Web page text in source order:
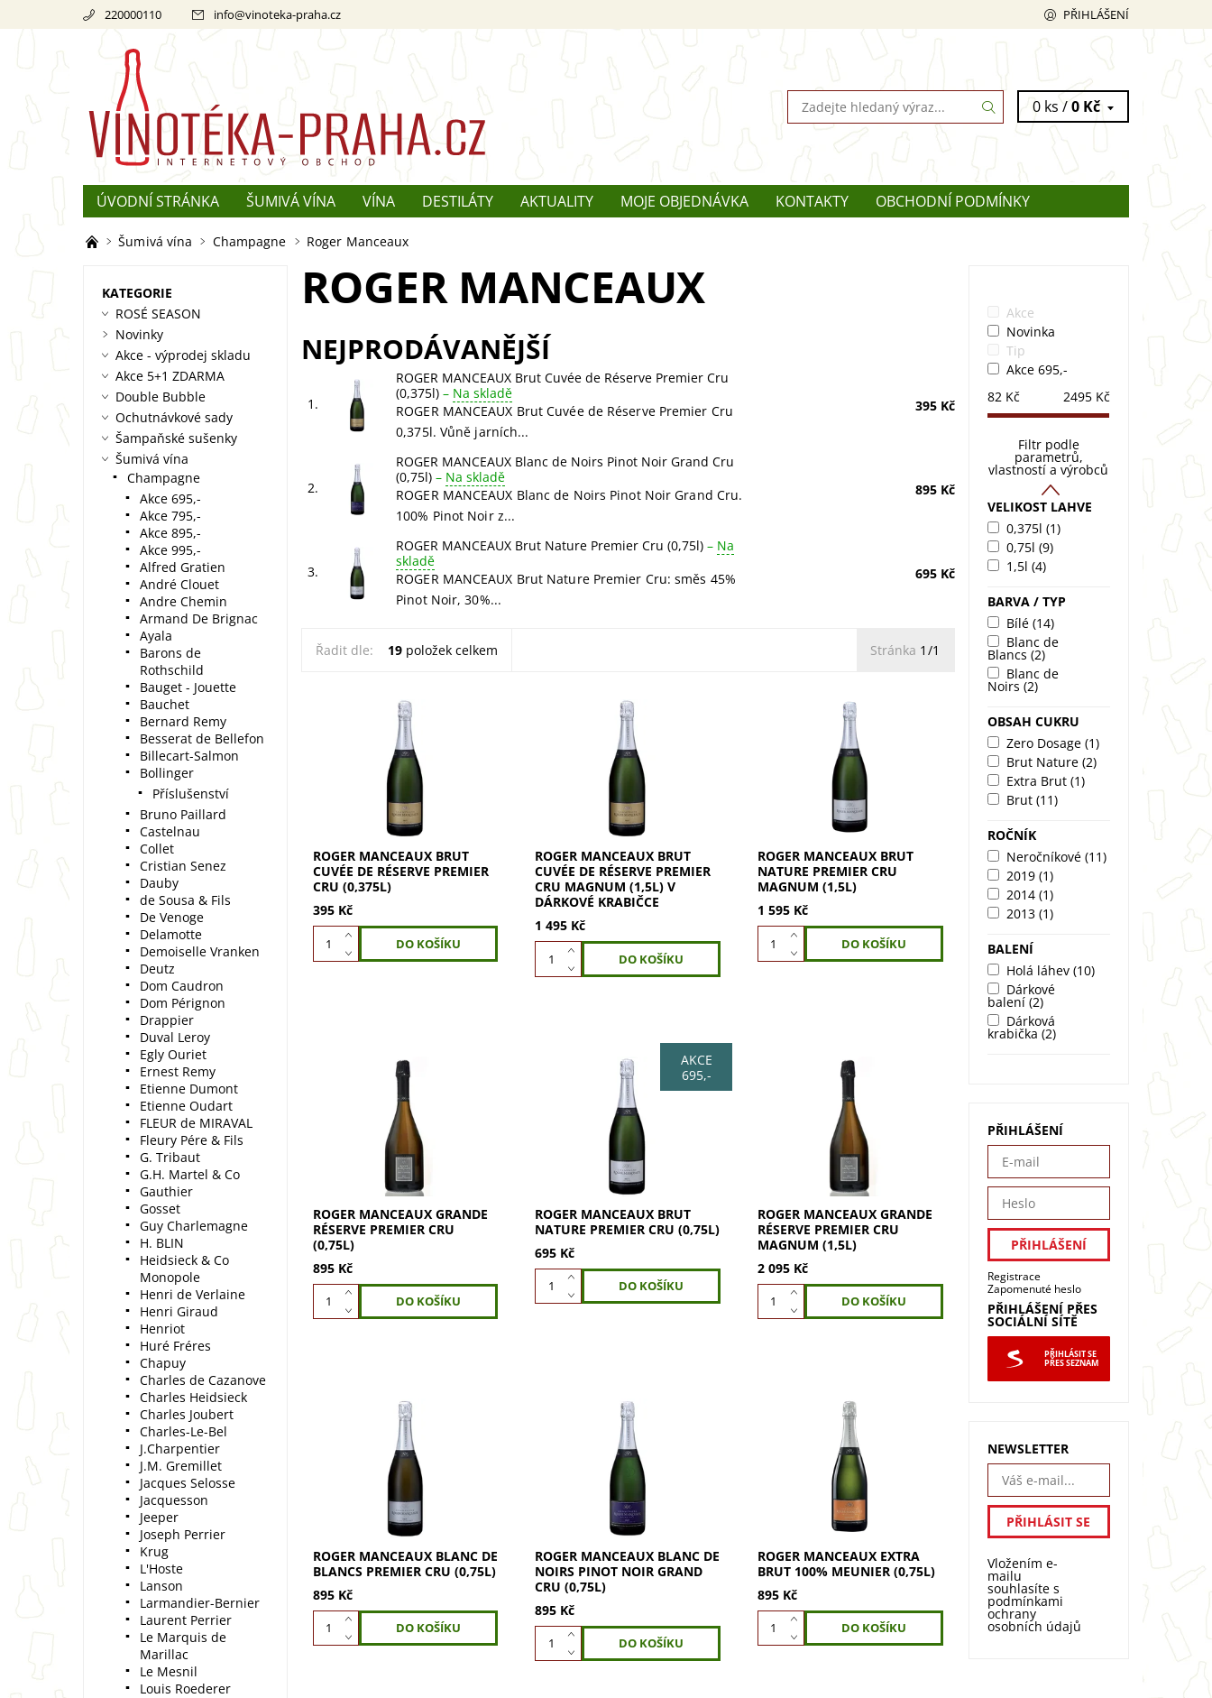
220000110 info@vinoteka-praha.cz PŘIHLÁŠENÍ
0 ks /0 Kč
ÚVODNÍ STRÁNKA ŠUMIVÁ VÍNA VÍNA DESTILÁTY AKTUALITY MOJE OBJEDNÁVKA KONTAKTY
OBCHODNÍ PODMÍNKY
REKLAMACE
O ŠAMPAŇSKÉM
Šumivá vína Champagne Roger Manceaux
ROGER MANCEAUX
NEJPRODÁVANĚJŠÍ
1.
ROGER MANCEAUX Brut Cuvée de Réserve Premier Cru
(0,375l)– Na skladě
ROGER MANCEAUX Brut Cuvée de Réserve Premier Cru
0,375l. Vůně jarních...
395 Kč
2.
ROGER MANCEAUX Blanc de Noirs Pinot Noir Grand Cru
(0,75l)– Na skladě
ROGER MANCEAUX Blanc de Noirs Pinot Noir Grand Cru.
100% Pinot Noir z...
895 Kč
3.
ROGER MANCEAUX Brut Nature Premier Cru (0,75l)– Na
skladě
ROGER MANCEAUX Brut Nature Premier Cru: směs 45%
Pinot Noir, 30%...
695 Kč
Řadit dle: 19položek celkem Stránka 1/1
ROGER MANCEAUX Brut
Cuvée de Réserve Premier Cru
0,375l. Vůně jarních květin a
ovoce. Chuť svěží, elegantní,
ROGER MANCEAUX BRUT
CUVÉE DE RÉSERVE PREMIER
CRU (0,375L)
395 Kč
ROGER MANCEAUX Brut
Cuvée de Réserve Premier Cru
Magnum 1,5l v dárkové
krabičce. Směs 45% Pinot
Meunier. Jemná vůně...
ROGER MANCEAUX BRUT
CUVÉE DE RÉSERVE PREMIER
CRU MAGNUM (1,5L) V
DÁRKOVÉ KRABIČCE
1 495 Kč
ROGER MANCEAUX Brut
Nature Premier Cru Magnum.
Ovocná vůně meruněk a
broskví s tóny kdouloví. Svěží,
tóny toastů a...
ROGER MANCEAUX BRUT
NATURE PREMIER CRU
MAGNUM (1,5L)
1 595 Kč
ROGER MANCEAUX Grande
Réserve Premier Cru. Skvělé
spojení Pinot Noir z Grand Cru
a Chardonnay z Premier Cru.
Vůně broskví, meruněk a
ROGER MANCEAUX GRANDE
RÉSERVE PREMIER CRU
(0,75L)
895 Kč
AKCE
695,-
ROGER MANCEAUX Brut
Nature Premier Cru: směs
45% Pinot Noir, 30%
Chardonnay, 25% Meunier.
broskví, švestek s tóny
ROGER MANCEAUX BRUT
NATURE PREMIER CRU (0,75L)
695 Kč
ROGER MANCEAUX Grande
Réserve Premier Cru Magnum
(1,5l): 50% Pinot Noir z Grand
Cru, 50% Chardonnay z
Premier Cru. Vůně broskví,
meruněk, malin s...
ROGER MANCEAUX GRANDE
RÉSERVE PREMIER CRU
MAGNUM (1,5L)
2 095 Kč
ROGER MANCEAUX Blanc de
Blancs Premier Cru: 100 %
Chardonnay z Premier Cru.
Čistá vůně máty, zeleného
šampaňské s...
ROGER MANCEAUX BLANC DE
BLANCS PREMIER CRU (0,75L)
895 Kč
ROGER MANCEAUX Blanc de
Noirs Pinot Noir Grand Cru.
100% Pinot Noir z Grand Cru.
Vůně briošky, mirabelek a
ROGER MANCEAUX BLANC DE
NOIRS PINOT NOIR GRAND
CRU (0,75L)
895 Kč
ROGER MANCEAUX Extra Brut
100% Meunier - šampaňské s
vůní žlutých broskví, manga a
mučenky. Objevte
pozoruhodnou rovnováhu a
živost. Nízký cukr,...
ROGER MANCEAUX EXTRA
BRUT 100% MEUNIER (0,75L)
895 Kč
KATEGORIE
ROSÉ SEASON
Novinky
Akce - výprodej skladu
Akce 5+1 ZDARMA
Double Bubble
Ochutnávkové sady
Šampaňské sušenky
Šumivá vína
Champagne
Akce 695,-
Akce 795,-
Akce 895,-
Akce 995,-
Alfred Gratien
André Clouet
Andre Chemin
Armand De Brignac
Ayala
Barons de
Rothschild
Bauget - Jouette
Bauchet
Bernard Remy
Besserat de Bellefon
Billecart-Salmon
Bollinger
Příslušenství
Bruno Paillard
Castelnau
Collet
Cristian Senez
Dauby
de Sousa & Fils
De Venoge
Delamotte
Demoiselle Vranken
Deutz
Dom Caudron
Dom Pérignon
Drappier
Duval Leroy
Egly Ouriet
Ernest Remy
Etienne Dumont
Etienne Oudart
FLEUR de MIRAVAL
Fleury Pére & Fils
G. Tribaut
G.H. Martel & Co
Gauthier
Gosset
Guy Charlemagne
H. BLIN
Heidsieck & Co
Monopole
Henri de Verlaine
Henri Giraud
Henriot
Huré Fréres
Chapuy
Charles de Cazanove
Charles Heidsieck
Charles Joubert
Charles-Le-Bel
J.Charpentier
J.M. Gremillet
Jacques Selosse
Jacquesson
Jeeper
Joseph Perrier
Krug
L'Hoste
Lanson
Larmandier-Bernier
Laurent Perrier
Le Marquis de
Marillac
Le Mesnil
Louis Roederer
Akce
Novinka
Tip
Akce 695,-
82 Kč 2495Kč
Filtr podle
parametrů,
vlastností a výrobců
VELIKOST LAHVE
0,375l (1)
0,75l (9)
1,5l (4)
BARVA / TYP
Bílé (14)
Blanc de
Blancs (2)
Blanc de
Noirs (2)
OBSAH CUKRU
Zero Dosage (1)
Brut Nature (2)
Extra Brut (1)
Brut (11)
ROČNÍK
Neročníkové (11)
2019 (1)
2014 (1)
2013 (1)
BALENÍ
Holá láhev (10)
Dárkové
balení (2)
Dárková
krabička (2)
PŘIHLÁŠENÍ
Registrace
Zapomenuté heslo
PŘIHLÁŠENÍ PŘES
SOCIÁLNÍ SÍTĚ
PŘIHLÁSIT SE
PŘES SEZNAM
NEWSLETTER
Vložením e-
mailu
souhlasíte s
podmínkami
ochrany
osobních údajů